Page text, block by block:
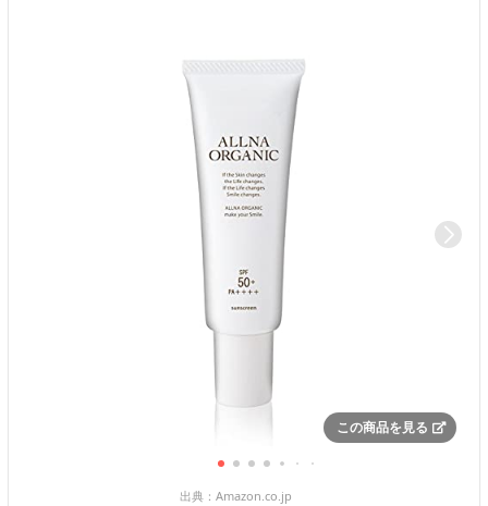
この商品を見る
出典： Amazon.co.jp